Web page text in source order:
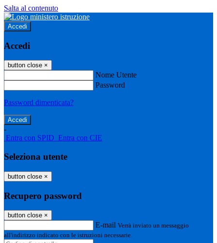
Salta al contenuto
Accedi
Accedi
button close ×
Nome Utente
Password
Password dimenticata?
-
Entra con SPID Entra con CIE
Seleziona utente
button close ×
Recupero password
button close ×
E-mail Verrà inviato un messaggio
all'indirizzo indicato con le istruzioni necessarie.